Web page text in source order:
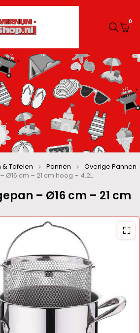
0
– Ø16 cm – 21 cm
& Tafelen Pannen
Overige Pannen
Ø16 cm – 21 cm hoog – 4.2L